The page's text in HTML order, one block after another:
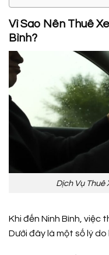
Vì Sao Nên Thuê
Bình?
Dịch Vụ Thuê
Khi đến Ninh Bình, việc
Dưới đây là một số lý